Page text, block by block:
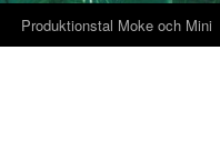
Produktionstal Moke och Mini